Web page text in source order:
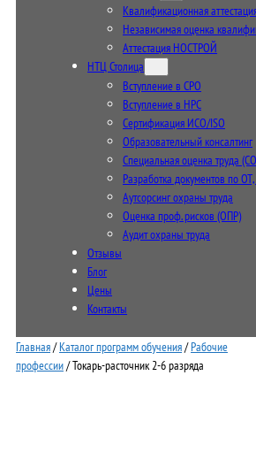
Квалификационная
Независимая оценка
Аттестация НОСТРОЙ
НТЦ Столица
Вступление в СРО
Вступление в НРС
Сертификация ИСО/ISO
Образовательный консалтинг
Специальная оценка труда
Разработка документов по
Аутсорсинг охраны труда
Оценка проф. рисков (ОПР)
Аудит охраны труда
Отзывы
Блог
Цены
Контакты
Главная/Каталог программ обучения/Рабочие
профессии/ Токарь-расточник 2-6 разряда